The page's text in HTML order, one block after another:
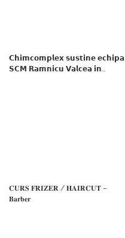
𝗖𝗵𝗶𝗺𝗰𝗼𝗺𝗽𝗹𝗲𝘅 𝘀𝘂𝘀𝘁𝗶𝗻𝗲 𝗲𝗰𝗵𝗶𝗽𝗮
𝗦𝗖𝗠 𝗥𝗮𝗺𝗻𝗶𝗰𝘂 𝗩𝗮𝗹𝗰𝗲𝗮 𝗶𝗻
𝐂𝐔𝐑𝐒 𝐅𝐑𝐈𝐙𝐄𝐑 / 𝐇𝐀𝐈𝐑𝐂𝐔𝐓 –
𝐁𝐚𝐫𝐛𝐞𝐫